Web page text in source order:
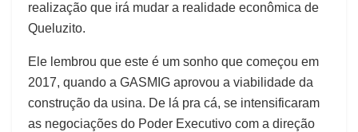
realização que irá mudar a realidade econômica de
Queluzito.
Ele lembrou que este é um sonho que começou em
2017, quando a GASMIG aprovou a viabilidade da
construção da usina. De lá pra cá, se intensificaram
as negociações do Poder Executivo com a direção